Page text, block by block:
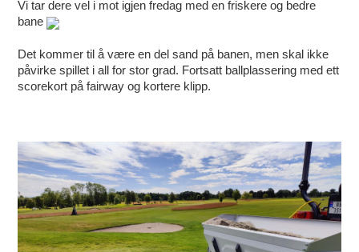
Vi tar dere vel i mot igjen fredag med en friskere og bedre
bane
Det kommer til å være en del sand på banen, men skal ikke
påvirke spillet i all for stor grad. Fortsatt ballplassering med ett
scorekort på fairway og kortere klipp.